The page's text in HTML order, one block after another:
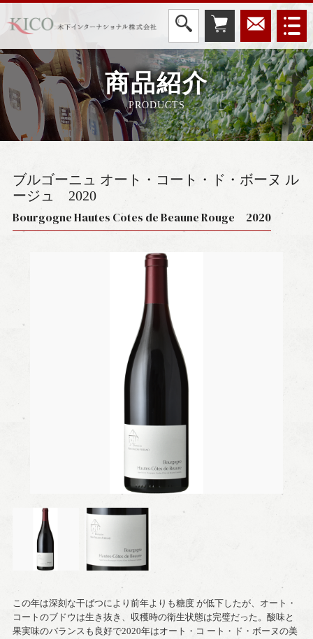
商品紹介
PRODUCTS
ブルゴーニュ オート・コート・ド・ボーヌ ル
ージュ
2020
Bourgogne Hautes Cotes de Beaune Rouge 2020
この年は深刻な干ばつにより前年よりも糖度 が低下したが、オート・
コートのブドウは生き抜き、収穫時の衛生状態は完璧だった。酸味と
果実味のバランスも良好で2020年はオート・コ ート・ド・ボーヌの美